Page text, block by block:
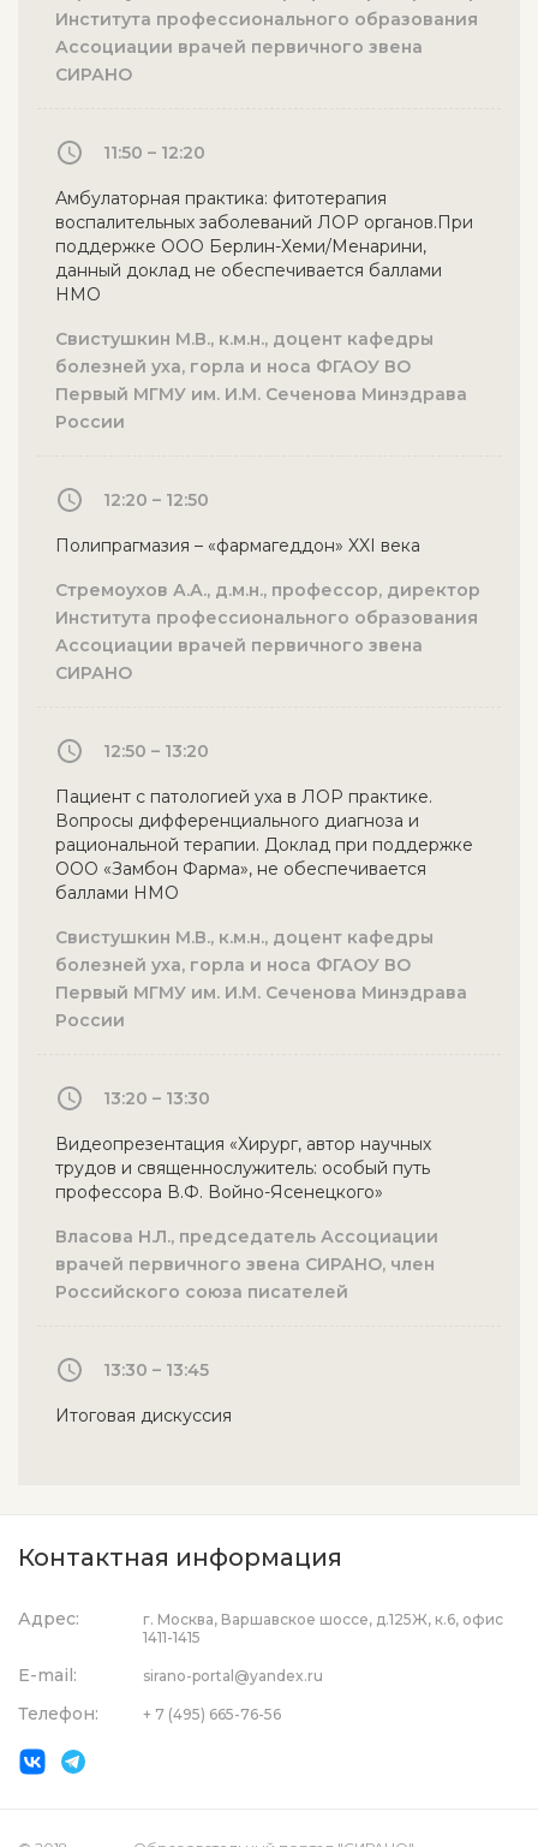
Института профессионального образования
Ассоциации врачей первичного звена
СИРАНО
11:50 – 12:20
Амбулаторная практика: фитотерапия
воспалительных заболеваний ЛОР органов.При
поддержке ООО Берлин-Хеми/Менарини,
данный доклад не обеспечивается баллами
НМО
Свистушкин М.В., к.м.н., доцент кафедры
болезней уха, горла и носа ФГАОУ ВО
Первый МГМУ им. И.М. Сеченова Минздрава
России
12:20 – 12:50
Полипрагмазия – «фармагеддон» XXI века
Стремоухов А.А., д.м.н., профессор, директор
Института профессионального образования
Ассоциации врачей первичного звена
СИРАНО
12:50 – 13:20
Пациент с патологией уха в ЛОР практике.
Вопросы дифференциального диагноза и
рациональной терапии. Доклад при поддержке
ООО «Замбон Фарма», не обеспечивается
баллами НМО
Свистушкин М.В., к.м.н., доцент кафедры
болезней уха, горла и носа ФГАОУ ВО
Первый МГМУ им. И.М. Сеченова Минздрава
России
13:20 – 13:30
Видеопрезентация «Хирург, автор научных
трудов и священнослужитель: особый путь
профессора В.Ф. Войно-Ясенецкого»
Власова Н.Л., председатель Ассоциации
врачей первичного звена СИРАНО, член
Российского союза писателей
13:30 – 13:45
Итоговая дискуссия
Контактная информация
Адрес:
г. Москва, Варшавское шоссе, д.125Ж, к.6, офис
1411-1415
E-mail: sirano-portal@yandex.ru
Телефон: + 7 (495) 665-76-56